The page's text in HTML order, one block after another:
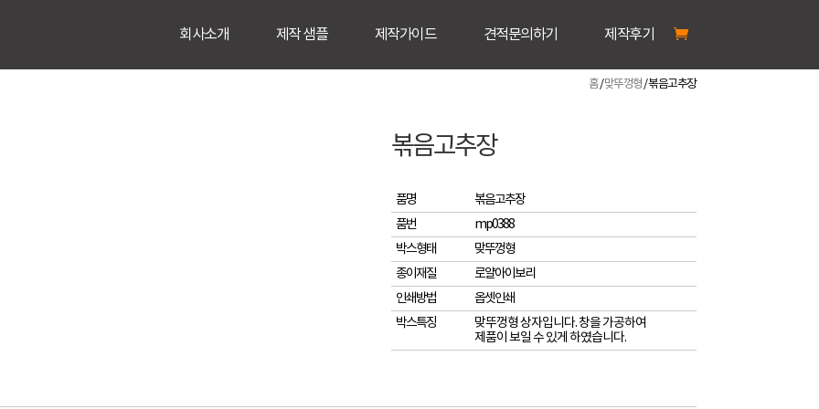
회사소개 제작 샘플 제작가이드 견적문의하기 제작후기
홈/맞뚜껑형/ 볶음고추장
볶음고추장
품명
볶음고추장
품번
mp0388
박스형태
맞뚜껑형
종이재질
로얄아이보리
인쇄방법
옵셋인쇄
박스특징
맞뚜껑형 상자입니다. 창을 가공하여
제품이 보일 수 있게 하였습니다.